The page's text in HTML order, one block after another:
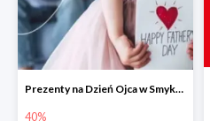
Prezenty na Dzień Ojca w Smyku do -40%
40%